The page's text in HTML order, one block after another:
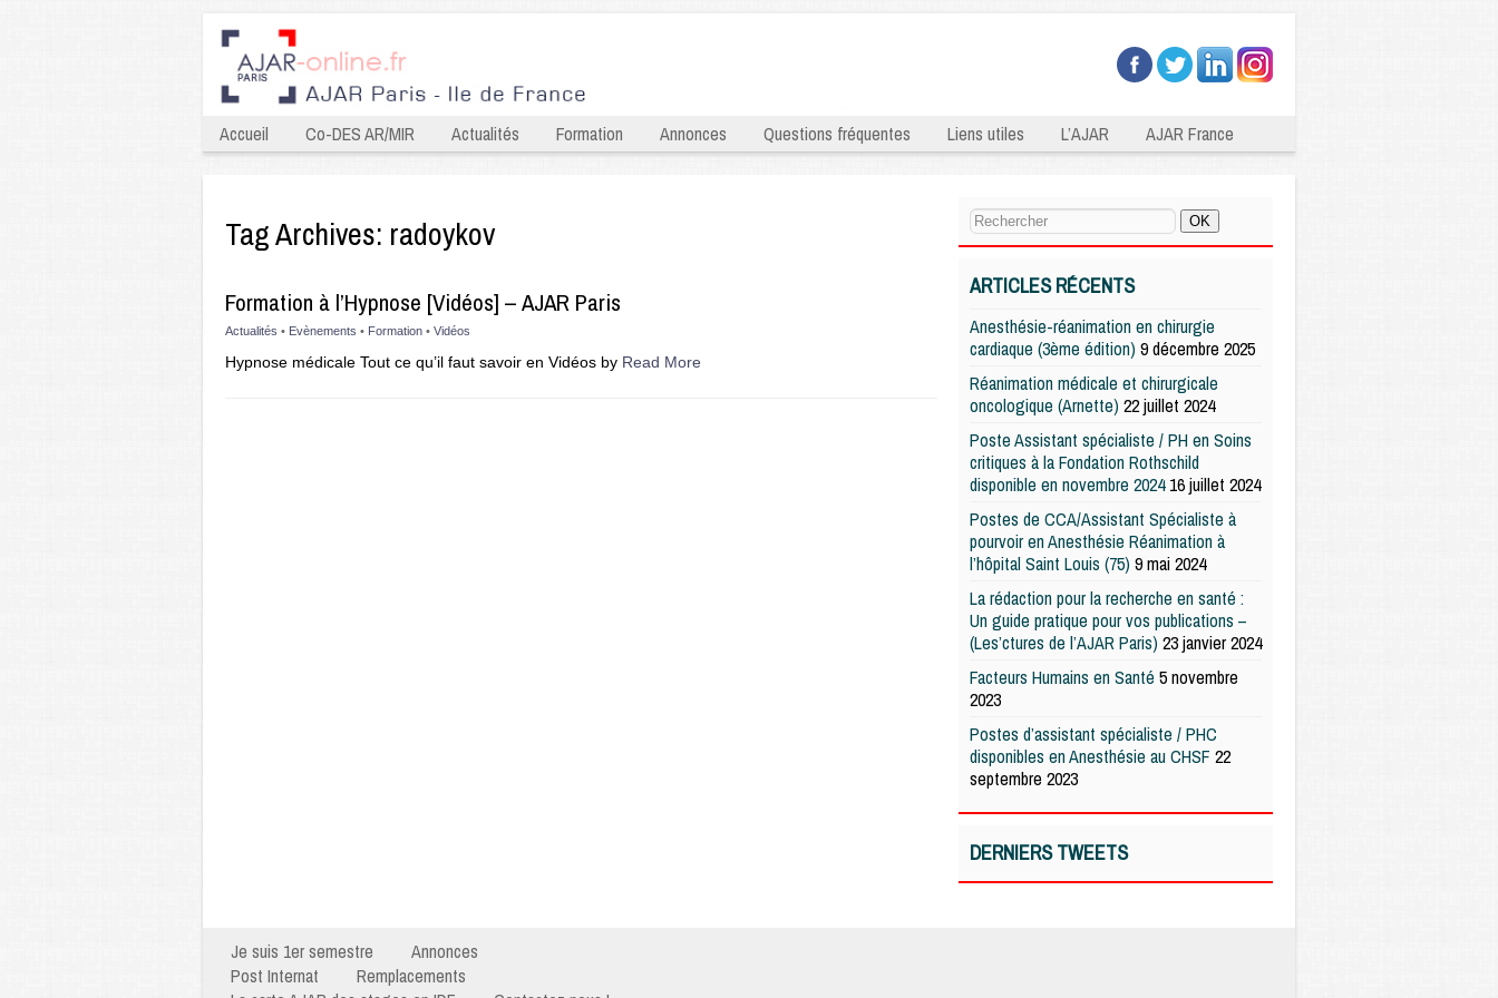
Accueil Co-DES AR/MIR Actualités Formation Annonces Questions fréquentes Liens utiles L’AJAR AJAR France
Tag Archives: radoykov
Formation à l’Hypnose [Vidéos] – AJAR Paris
Actualités • Evènements • Formation • Vidéos
Hypnose médicale Tout ce qu’il faut savoir en Vidéos by Read More
ARTICLES RÉCENTS
Anesthésie-réanimation en chirurgie
cardiaque (3ème édition) 9 décembre 2025
Réanimation médicale et chirurgicale
oncologique (Arnette) 22 juillet 2024
Poste Assistant spécialiste / PH en Soins
critiques à la Fondation Rothschild
disponible en novembre 2024 16 juillet 2024
Postes de CCA/Assistant Spécialiste à
pourvoir en Anesthésie Réanimation à
l’hôpital Saint Louis (75) 9 mai 2024
La rédaction pour la recherche en santé :
Un guide pratique pour vos publications –
(Les’ctures de l’AJAR Paris) 23 janvier 2024
Facteurs Humains en Santé 5 novembre
2023
Postes d’assistant spécialiste / PHC
disponibles en Anesthésie au CHSF 22
septembre 2023
DERNIERS TWEETS
Je suis 1er semestre
Annonces
Post Internat
Remplacements